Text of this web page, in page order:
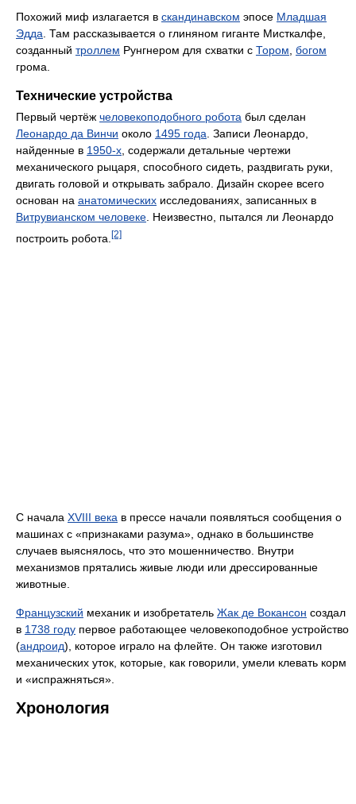
Похожий миф излагается в скандинавском эпосе Младшая
Эдда . Там рассказывается о глиняном гиганте Мисткалфе,
созданный троллем Рунгнером для схватки с Тором богом
грома.
Технические устройства
Первый чертёж человекоподобного робота был сделан
Леонардо да Винчи около 1495 года . Записи Леонардо,
найденные в 1950-х , содержали детальные чертежи
механического рыцаря, способного сидеть, раздвигать руки,
двигать головой и открывать забрало. Дизайн скорее всего
основан на анатомических исследованиях, записанных в
Витрувианском человеке . Неизвестно, пытался ли Леонардо
построить робота. [2]
С начала XVIII века в прессе начали появляться сообщения о
машинах с «признаками разума», однако в большинстве
случаев выяснялось, что это мошенничество. Внутри
механизмов прятались живые люди или дрессированные
животные.
Французский механик и изобретатель Жак де Вокансон создал
в 1738 году первое работающее человекоподобное устройство
(андроид), которое играло на флейте. Он также изготовил
механических уток, которые, как говорили, умели клевать корм
и «испражняться».
Хронология